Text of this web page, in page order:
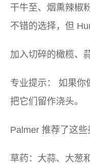
干牛至、烟熏辣椒
不错的选择，但
加入切碎的橄榄、
专业提示：
如果你
把它们留作浇头。
Palmer 推荐了这些
草药：大蒜、大葱